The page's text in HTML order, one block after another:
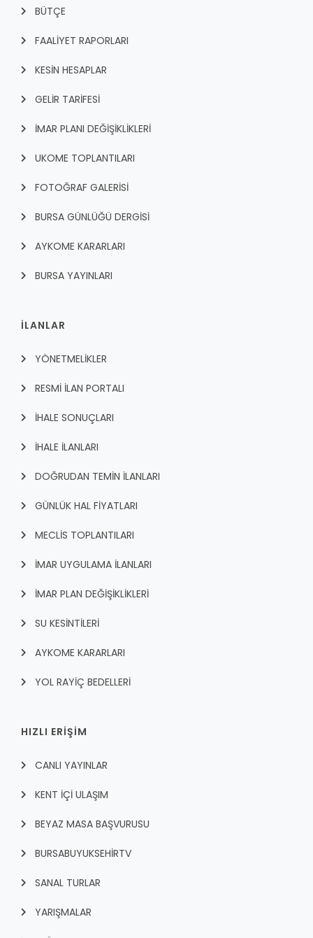
BÜTÇE
FAALİYET RAPORLARI
KESİN HESAPLAR
GELİR TARİFESİ
İMAR PLANI DEĞİŞİKLİKLERİ
UKOME TOPLANTILARI
FOTOĞRAF GALERİSİ
BURSA GÜNLÜĞÜ DERGİSİ
AYKOME KARARLARI
BURSA YAYINLARI
İLANLAR
YÖNETMELİKLER
RESMİ İLAN PORTALI
İHALE SONUÇLARI
İHALE İLANLARI
DOĞRUDAN TEMİN İLANLARI
GÜNLÜK HAL FİYATLARI
MECLİS TOPLANTILARI
İMAR UYGULAMA İLANLARI
İMAR PLAN DEĞİŞİKLİKLERİ
SU KESİNTİLERİ
AYKOME KARARLARI
YOL RAYİÇ BEDELLERİ
HIZLI ERİŞİM
CANLI YAYINLAR
KENT İÇI ULAŞIM
BEYAZ MASA BAŞVURUSU
BURSABUYUKSEHIRTV
SANAL TURLAR
YARIŞMALAR